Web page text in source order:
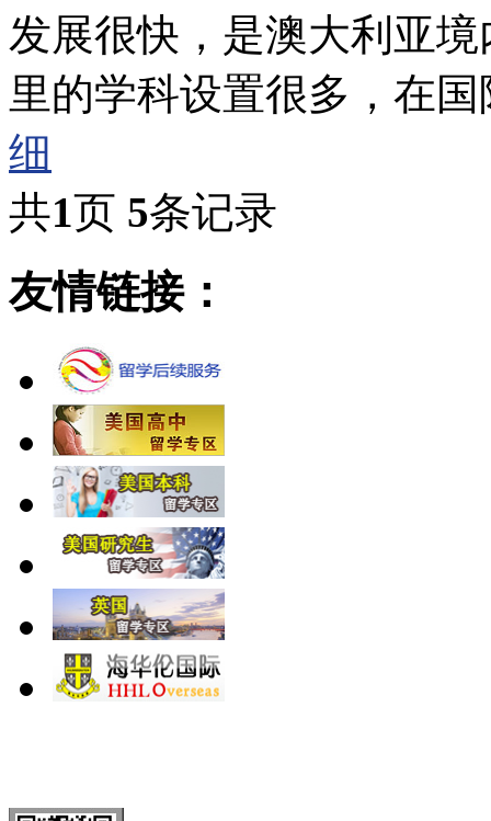
发展很快，是澳大利亚
里的学科设置很多，在
细
共1页 5条记录
友情链接：